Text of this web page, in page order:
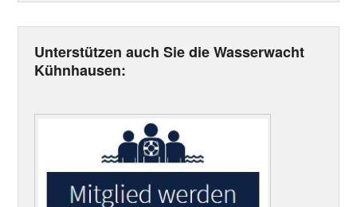
Unterstützen auch Sie die Wasserwacht
Kühnhausen: